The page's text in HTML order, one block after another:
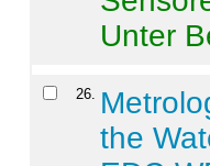
Unter
26.
the